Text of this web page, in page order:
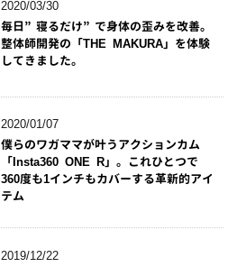
2020/03/30
毎日”寝るだけ”で身体の歪みを改善。
整体師開発の「THE MAKURA」を体験
してきました。
2020/01/07
僕らのワガママが叶うアクションカム
「Insta360 ONE R」。これひとつで
360度も1インチもカバーする革新的アイ
テム
2019/12/22